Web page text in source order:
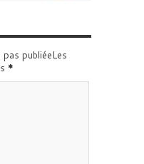
publiéeLes
*